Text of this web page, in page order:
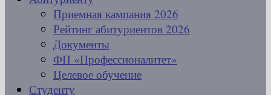
Приемная кампания 2026
Рейтинг абитуриентов 2026
Документы
ФП «Профессионалитет»
Целевое обучение
Студенту